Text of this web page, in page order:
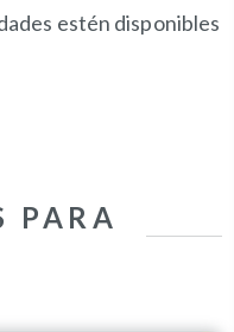
estén disponibles
PARA